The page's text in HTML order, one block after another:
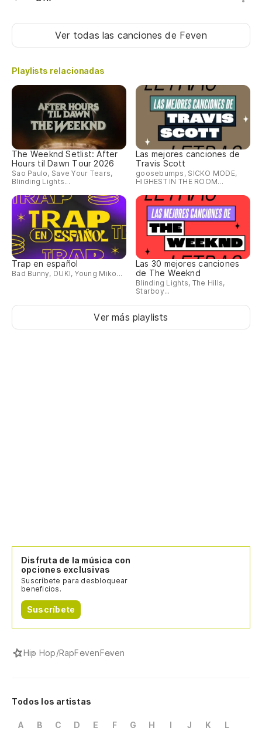
Ver todas las cancionesde Feven
Playlists relacionadas
The Weeknd Setlist: After
Hours til Dawn Tour 2026
Sao Paulo, Save Your Tears,
Blinding Lights...
Las mejores canciones de
Travis Scott
goosebumps, SICKO MODE,
HIGHEST IN THE ROOM...
Trap en español
Bad Bunny, DUKI, Young Miko...
Las 30 mejores canciones
de The Weeknd
Blinding Lights, The Hills,
Starboy...
Ver más playlists
Disfruta de la música con
opciones exclusivas
Suscríbete para desbloquear
beneficios.
Suscríbete
Hip Hop/RapFevenFeven
Todos los artistas
A B C D E F G H I J K
L